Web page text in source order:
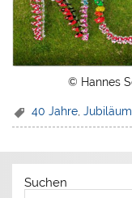
© Hannes
40 Jahre ,Jubiläum
Suchen